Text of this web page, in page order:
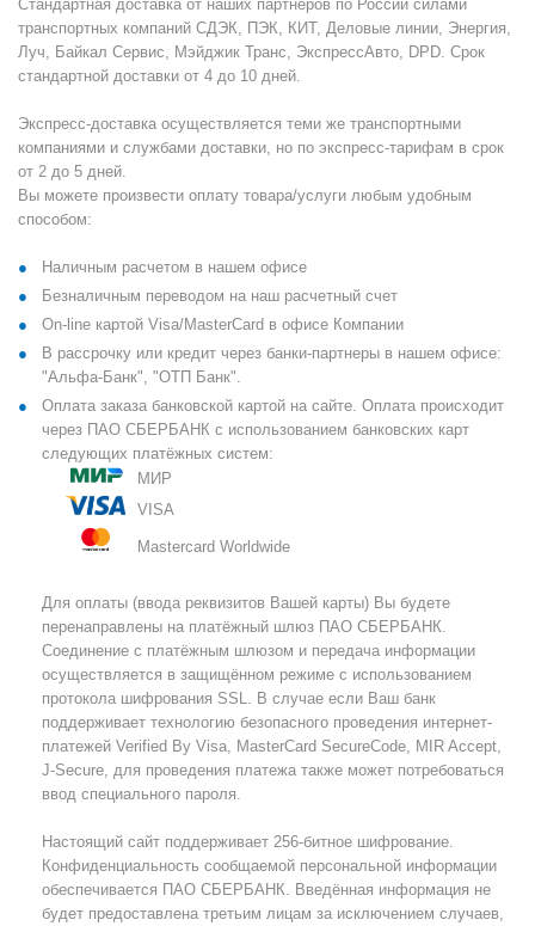
Стандартная доставка от наших партнеров по России силами
транспортных компаний СДЭК, ПЭК, КИТ, Деловые линии, Энергия,
Луч, Байкал Сервис, Мэйджик Транс, ЭкспрессАвто, DPD. Срок
стандартной доставки от 4 до 10 дней.
Экспресс-доставка осуществляется теми же транспортными
компаниями и службами доставки, но по экспресс-тарифам в срок
от 2 до 5 дней.
Вы можете произвести оплату товара/услуги любым удобным
способом:
Наличным расчетом в нашем офисе
Безналичным переводом на наш расчетный счет
On-line картой Visa/MasterCard в офисе Компании
В рассрочку или кредит через банки-партнеры в нашем офисе:
"Альфа-Банк", "ОТП Банк".
Оплата заказа банковской картой на сайте. Оплата происходит
через ПАО СБЕРБАНК с использованием банковских карт
следующих платёжных систем:
МИР
VISA
Mastercard Worldwide
Для оплаты (ввода реквизитов Вашей карты) Вы будете
перенаправлены на платёжный шлюз ПАО СБЕРБАНК.
Соединение с платёжным шлюзом и передача информации
осуществляется в защищённом режиме с использованием
протокола шифрования SSL. В случае если Ваш банк
поддерживает технологию безопасного проведения интернет-
платежей Verified By Visa, MasterCard SecureCode, MIR Accept,
J-Secure, для проведения платежа также может потребоваться
ввод специального пароля.
Настоящий сайт поддерживает 256-битное шифрование.
Конфиденциальность сообщаемой персональной информации
обеспечивается ПАО СБЕРБАНК. Введённая информация не
будет предоставлена третьим лицам за исключением случаев,